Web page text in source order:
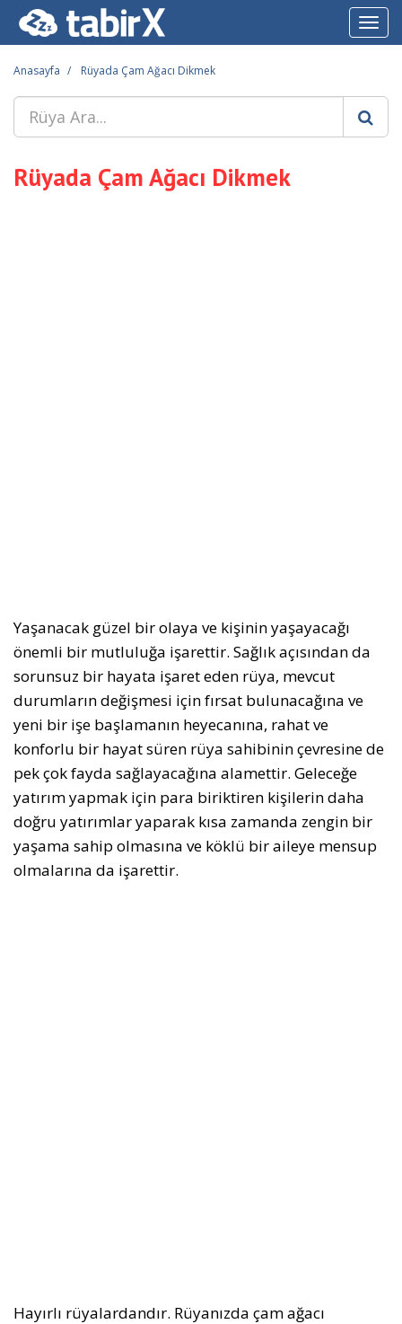
Anasayfa Rüyada Çam Ağacı Dikmek
Rüyada Çam Ağacı Dikmek
Yaşanacak güzel bir olaya ve kişinin yaşayacağı
önemli bir mutluluğa işarettir. Sağlık açısından da
sorunsuz bir hayata işaret eden rüya, mevcut
durumların değişmesi için fırsat bulunacağına ve
yeni bir işe başlamanın heyecanına, rahat ve
konforlu bir hayat süren rüya sahibinin çevresine de
pek çok fayda sağlayacağına alamettir. Geleceğe
yatırım yapmak için para biriktiren kişilerin daha
doğru yatırımlar yaparak kısa zamanda zengin bir
yaşama sahip olmasına ve köklü bir aileye mensup
olmalarına da işarettir.
Hayırlı rüyalardandır. Rüyanızda çam ağacı